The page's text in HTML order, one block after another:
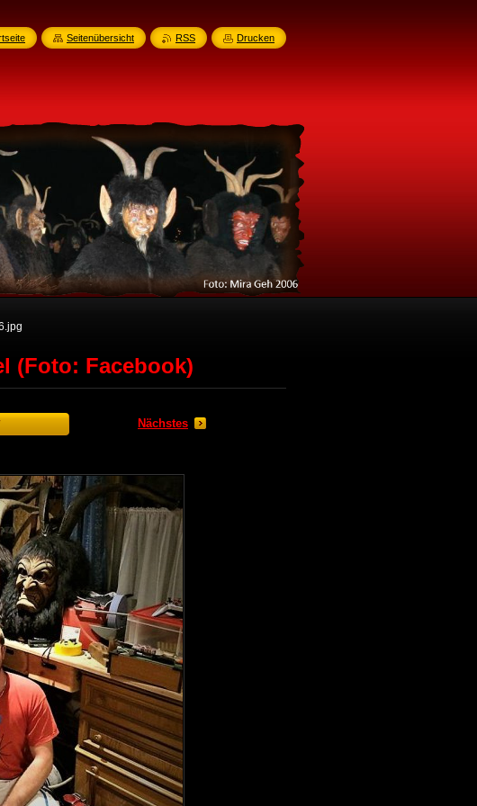
(Foto: Facebook)
Nächstes
Seitenübersicht RSS Drucken